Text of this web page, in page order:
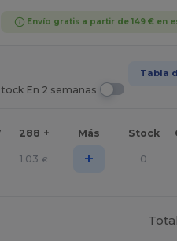
Envío gratis a partir de 149 € en
Tabla
En 2 semanas
288 + Más Stock
1.03 € + 0